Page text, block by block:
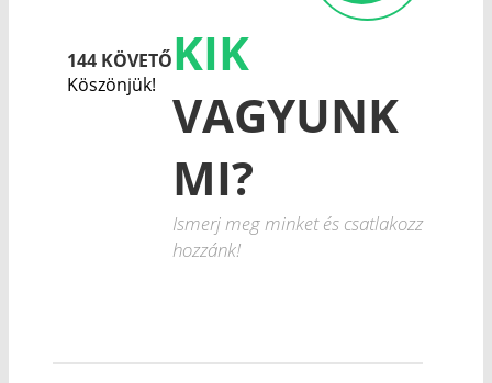
144 KÖVETŐ
Köszönjük!
KIK
VAGYUNK
MI?
Ismerj meg minket és csatlakozz
hozzánk!